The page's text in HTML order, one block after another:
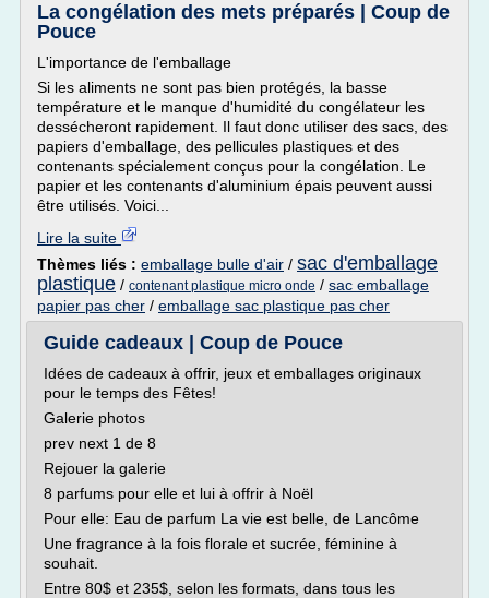
La congélation des mets préparés | Coup de
Pouce
L'importance de l'emballage
Si les aliments ne sont pas bien protégés, la basse
température et le manque d'humidité du congélateur les
dessécheront rapidement. Il faut donc utiliser des sacs, des
papiers d'emballage, des pellicules plastiques et des
contenants spécialement conçus pour la congélation. Le
papier et les contenants d'aluminium épais peuvent aussi
être utilisés. Voici...
Lire la suite
Thèmes liés : emballage bulle d'air / sac d'emballage
plastique / contenant plastique micro onde / sac emballage
papier pas cher / emballage sac plastique pas cher
Guide cadeaux | Coup de Pouce
Idées de cadeaux à offrir, jeux et emballages originaux
pour le temps des Fêtes!
Galerie photos
prev next 1 de 8
Rejouer la galerie
8 parfums pour elle et lui à offrir à Noël
Pour elle: Eau de parfum La vie est belle, de Lancôme
Une fragrance à la fois florale et sucrée, féminine à
souhait.
Entre 80$ et 235$, selon les formats, dans tous les